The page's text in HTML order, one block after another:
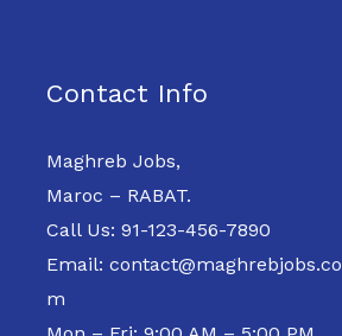
Contact Info
Maghreb Jobs,
Maroc – RABAT.
Call Us: 91-123-456-7890
Email: contact@maghrebjobs.co
m